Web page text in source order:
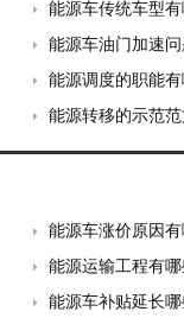
能源车传统车型
能源车油门加速问
能源调度的职能
能源转移的示范
能源车涨价原因
能源运输工程有
能源车补贴延长